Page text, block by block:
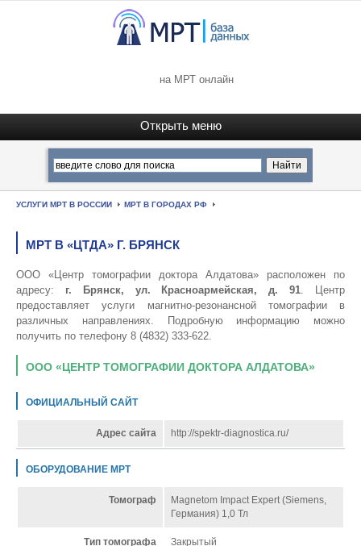
на МРТ онлайн
УСЛУГИ МРТ В РОССИИ МРТ В ГОРОДАХ РФ
МРТ В «ЦТДА» Г. БРЯНСК
ООО «Центр томографии доктора Алдатова» расположен по
адресу: г. Брянск, ул. Красноармейская, д. 91 . Центр
предоставляет услуги магнитно-резонансной томографии в
различных направлениях. Подробную информацию можно
получить по телефону 8 (4832) 333-622.
ООО «ЦЕНТР ТОМОГРАФИИ ДОКТОРА АЛДАТОВА»
ОФИЦИАЛЬНЫЙ САЙТ
Адрес сайта http://spektr-diagnostica.ru/
ОБОРУДОВАНИЕ МРТ
Томограф
Magnetom Impact Expert (Siemens,
Германия) 1,0 Тл
Тип томографа Закрытый